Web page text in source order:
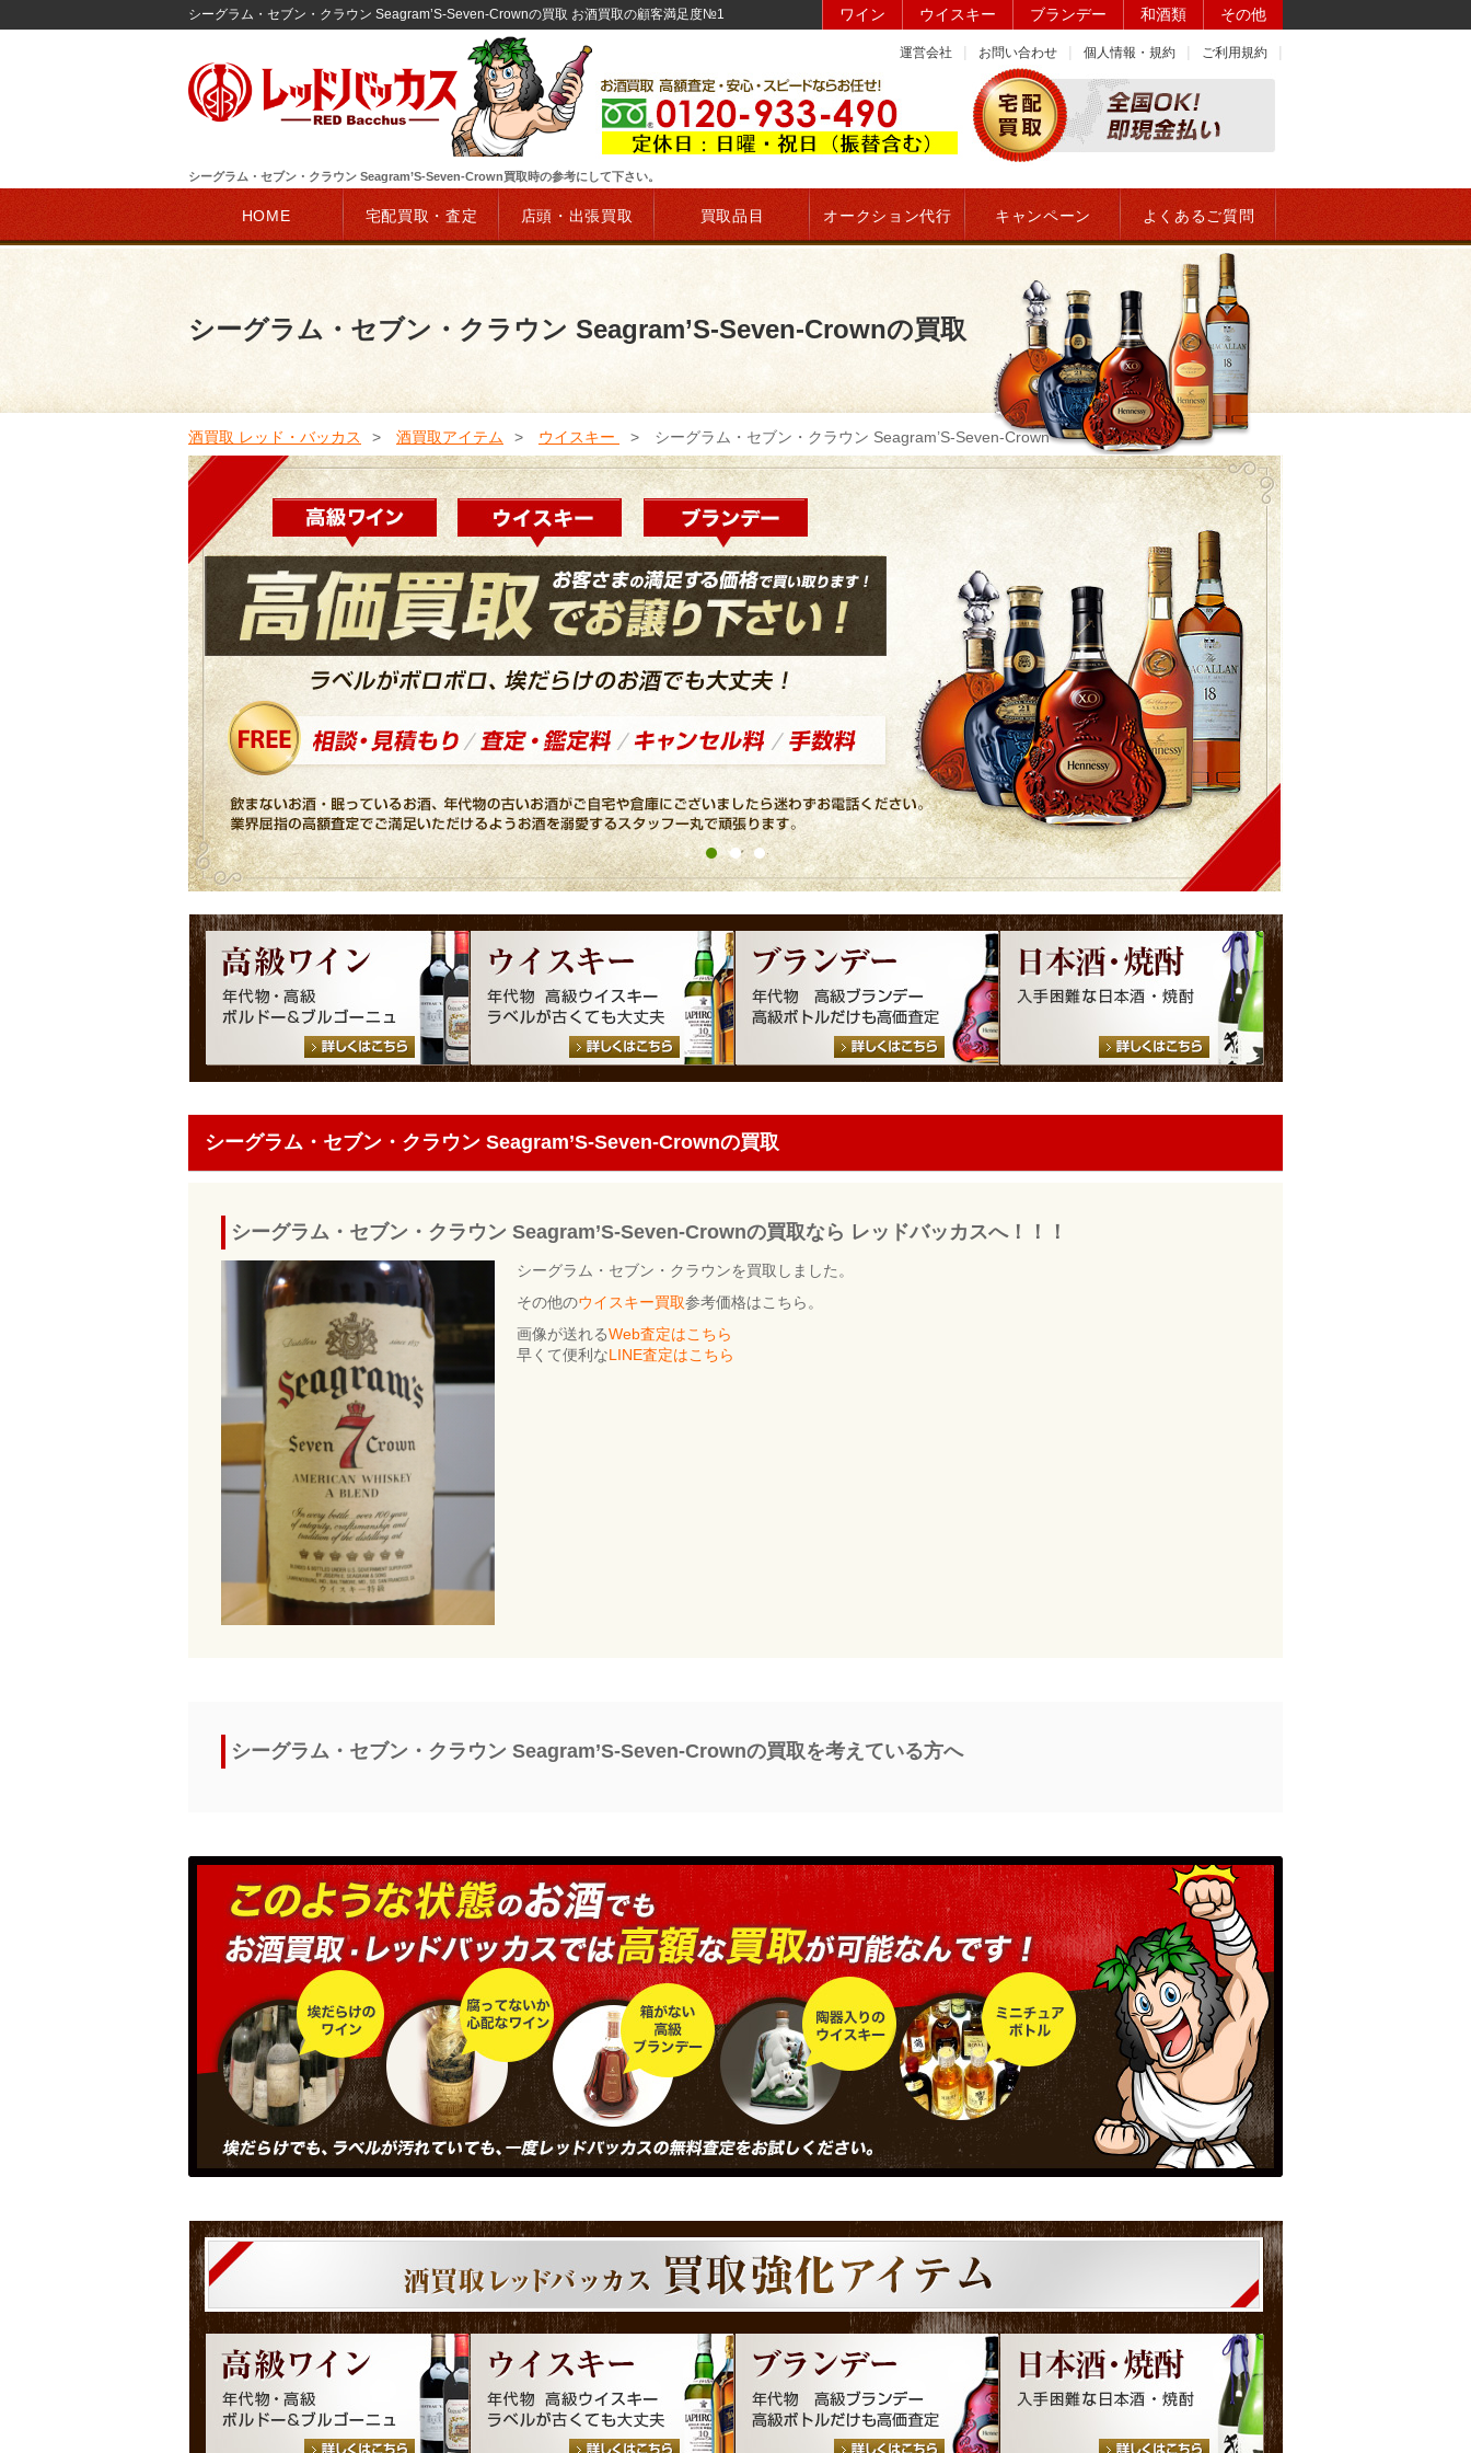
シーグラム・セブン・クラウン Seagram’S-Seven-Crownの買取 お酒買取の顧客満足度№1 ワイン ウイスキー ブランデー 和酒類 その他
運営会社 お問い合わせ 個人情報・規約 ご利用規約
シーグラム・セブン・クラウン Seagram’S-Seven-Crown買取時の参考にして下さい。
HOME 宅配買取・査定 店頭・出張買取 買取品目 オークション代行 キャンペーン よくあるご質問
シーグラム・セブン・クラウン Seagram’S-Seven-Crownの買取
酒買取 レッド・バッカス 酒買取アイテム ウイスキー シーグラム・セブン・クラウン Seagram’S-Seven-Crown
シーグラム・セブン・クラウン Seagram’S-Seven-Crownの買取
シーグラム・セブン・クラウン Seagram’S-Seven-Crownの買取なら レッドバッカスへ！！！
シーグラム・セブン・クラウンを買取しました。
その他のウイスキー買取参考価格はこちら。
画像が送れるWeb査定はこちら
早くて便利なLINE査定はこちら
シーグラム・セブン・クラウン Seagram’S-Seven-Crownの買取を考えている方へ